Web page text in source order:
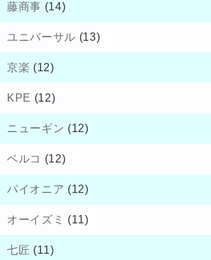
藤商事 (14)
ユニバーサル (13)
京楽 (12)
KPE (12)
ニューギン (12)
ベルコ (12)
パイオニア (12)
オーイズミ (11)
七匠 (11)